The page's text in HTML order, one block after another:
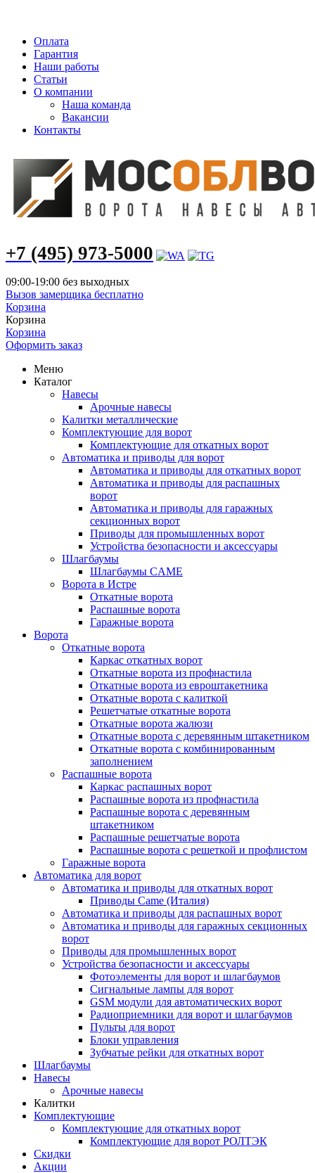
Оплата
Гарантия
Наши работы
Статьи
О компании
Наша команда
Вакансии
Контакты
+7 (495) 973-5000
09:00-19:00 без выходных
Вызов замерщика бесплатно
Корзина
Корзина
Корзина
Оформить заказ
Меню
Каталог
Навесы
Арочные навесы
Калитки металлические
Комплектующие для ворот
Комплектующие для откатных ворот
Автоматика и приводы для ворот
Автоматика и приводы для откатных ворот
Автоматика и приводы для распашных
ворот
Автоматика и приводы для гаражных
секционных ворот
Приводы для промышленных ворот
Устройства безопасности и аксессуары
Шлагбаумы
Шлагбаумы CAME
Ворота в Истре
Откатные ворота
Распашные ворота
Гаражные ворота
Ворота
Откатные ворота
Каркас откатных ворот
Откатные ворота из профнастила
Откатные ворота из евроштакетника
Откатные ворота с калиткой
Решетчатые откатные ворота
Откатные ворота жалюзи
Откатные ворота с деревянным штакетником
Откатные ворота с комбинированным
заполнением
Распашные ворота
Каркас распашных ворот
Распашные ворота из профнастила
Распашные ворота с деревянным
штакетником
Распашные решетчатые ворота
Распашные ворота с решеткой и профлистом
Гаражные ворота
Автоматика для ворот
Автоматика и приводы для откатных ворот
Приводы Came (Италия)
Автоматика и приводы для распашных ворот
Автоматика и приводы для гаражных секционных
ворот
Приводы для промышленных ворот
Устройства безопасности и аксессуары
Фотоэлементы для ворот и шлагбаумов
Сигнальные лампы для ворот
GSM модули для автоматических ворот
Радиоприемники для ворот и шлагбаумов
Пульты для ворот
Блоки управления
Зубчатые рейки для откатных ворот
Шлагбаумы
Навесы
Арочные навесы
Калитки
Комплектующие
Комплектующие для откатных ворот
Комплектующие для ворот РОЛТЭК
Скидки
Акции